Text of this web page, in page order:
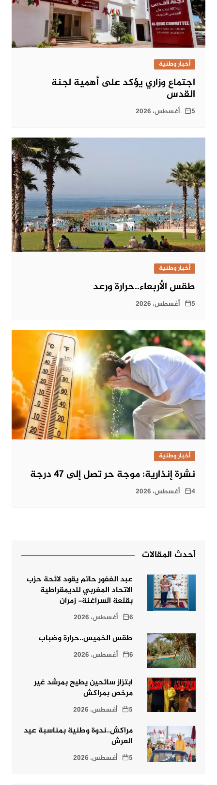
أخبار وطنية
اجتماع وزاري يؤكد على أهمية لجنة
القدس
5 أغسطس، 2026
أخبار وطنية
طقس الأربعاء..حرارة ورعد
5 أغسطس، 2026
أخبار وطنية
نشرة إنذارية: موجة حر تصل إلى 47 درجة
4 أغسطس، 2026
أحدث المقالات
عبد الغفور حاتم يقود لائحة حزب
الاتحاد المغربي للديمقراطية
بقلعة السراغنة- زمران
6 أغسطس، 2026
طقس الخميس..حرارة وضباب
6 أغسطس، 2026
ابتزاز سائحين يطيح بمرشد غير
مرخص بمراكش
5 أغسطس، 2026
مراكش..ندوة وطنية بمناسبة عيد
العرش
5 أغسطس، 2026